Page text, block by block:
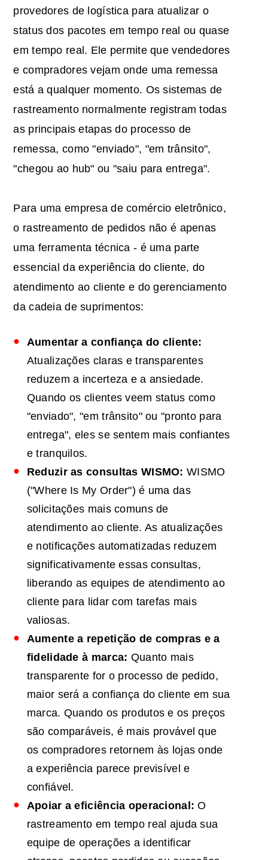
provedores de logística para atualizar o
status dos pacotes em tempo real ou quase
em tempo real. Ele permite que vendedores
e compradores vejam onde uma remessa
está a qualquer momento. Os sistemas de
rastreamento normalmente registram todas
as principais etapas do processo de
remessa, como "enviado", "em trânsito",
"chegou ao hub" ou "saiu para entrega".
Para uma empresa de comércio eletrônico,
o rastreamento de pedidos não é apenas
uma ferramenta técnica - é uma parte
essencial da experiência do cliente, do
atendimento ao cliente e do gerenciamento
da cadeia de suprimentos:
Aumentar a confiança do cliente:
Atualizações claras e transparentes
reduzem a incerteza e a ansiedade.
Quando os clientes veem status como
"enviado", "em trânsito" ou "pronto para
entrega", eles se sentem mais confiantes
e tranquilos.
Reduzir as consultas WISMO: WISMO
("Where Is My Order") é uma das
solicitações mais comuns de
atendimento ao cliente. As atualizações
e notificações automatizadas reduzem
significativamente essas consultas,
liberando as equipes de atendimento ao
cliente para lidar com tarefas mais
valiosas.
Aumente a repetição de compras e a
fidelidade à marca: Quanto mais
transparente for o processo de pedido,
maior será a confiança do cliente em sua
marca. Quando os produtos e os preços
são comparáveis, é mais provável que
os compradores retornem às lojas onde
a experiência parece previsível e
confiável.
Apoiar a eficiência operacional: O
rastreamento em tempo real ajuda sua
equipe de operações a identificar